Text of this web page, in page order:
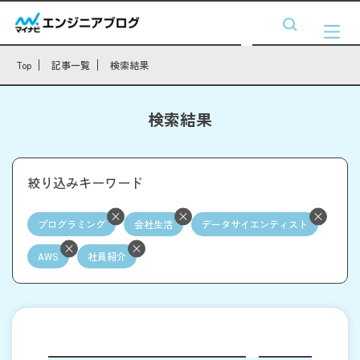
Top 記事一覧 検索結果
検索結果
絞り込みキーワード
プログラミング 会社生活 データサイエンティスト
AWS 社員紹介